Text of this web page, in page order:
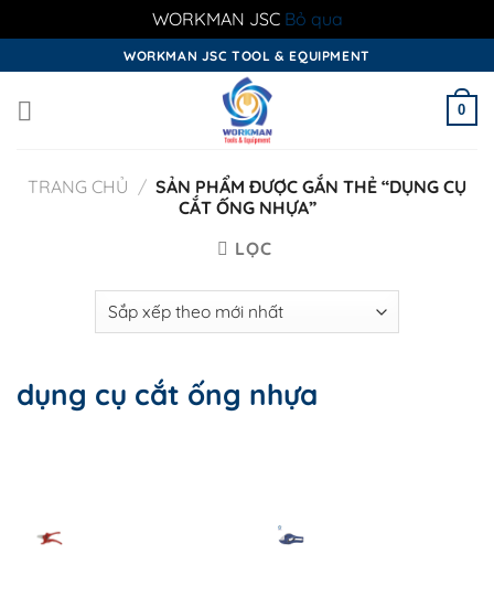
WORKMAN JSC Bỏ qua
to
content
WORKMAN JSC TOOL & EQUIPMENT
0
TRANG CHỦ / SẢN PHẨM ĐƯỢC GẮN THẺ “DỤNG CỤ
CẮT ỐNG NHỰA”
LỌC
dụng cụ cắt ống nhựa